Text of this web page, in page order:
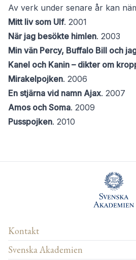
Av verk under senare år kan
Mitt liv som Ulf. 2001
När jag besökte himlen. 2003
Min vän Percy, Buffalo Bill och
Kanel och Kanin – dikter om
Mirakelpojken. 2006
En stjärna vid namn Ajax. 2007
Amos och Soma. 2009
Pusspojken. 2010
Kontakt
Svenska Akademien